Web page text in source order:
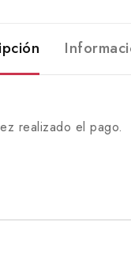
realizado el pago.